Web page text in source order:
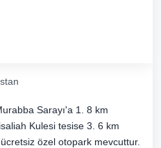
Sarayı'a 1. 8 km
Kulesi tesise 3. 6 km
özel otopark mevcuttur.